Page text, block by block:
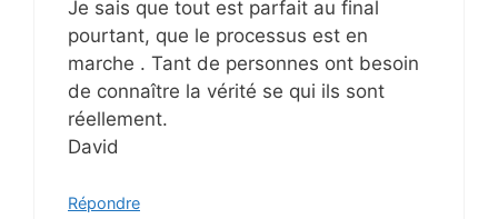
Je sais que tout est parfait au final
pourtant, que le processus est en
marche . Tant de personnes ont besoin
de connaître la vérité se qui ils sont
réellement.
David
Répondre